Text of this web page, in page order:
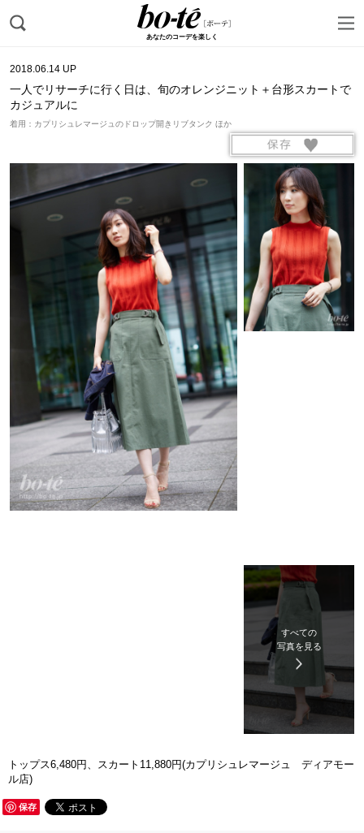
あなたのコーデを楽しく
2018.06.14 UP
一人でリサーチに行く日は、旬のオレンジニット＋台形スカートで
カジュアルに
着用：カプリシュレマージュのドロップ開きリブタンク ほか
すべての
写真を見る
トップス6,480円、スカート11,880円(カプリシュレマージュ ディアモー
ル店)
保存